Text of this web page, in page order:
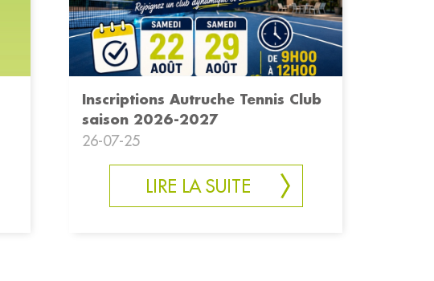
Inscriptions Autruche Tennis Club
saison 2026-2027
26-07-25
LIRE LA SUITE